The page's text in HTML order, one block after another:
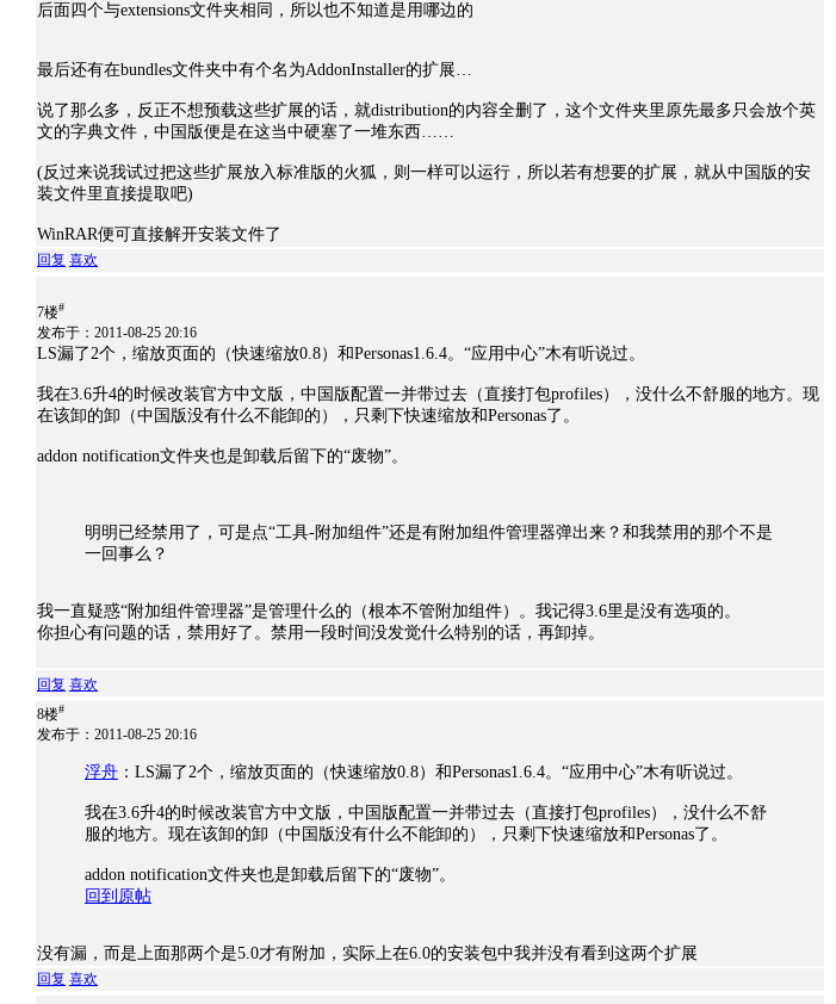
后面四个与extensions文件夹相同，所以也不知道是用哪边的
最后还有在bundles文件夹中有个名为AddonInstaller的扩展…
说了那么多，反正不想预载这些扩展的话，就distribution的内容全删了，这个文件夹里原先最多只会放个英
文的字典文件，中国版便是在这当中硬塞了一堆东西……
(反过来说我试过把这些扩展放入标准版的火狐，则一样可以运行，所以若有想要的扩展，就从中国版的安
装文件里直接提取吧)
WinRAR便可直接解开安装文件了
回复 喜欢
7楼#
发布于：2011-08-25 20:16
LS漏了2个，缩放页面的（快速缩放0.8）和Personas1.6.4。“应用中心”木有听说过。
我在3.6升4的时候改装官方中文版，中国版配置一并带过去（直接打包profiles），没什么不舒服的地方。现
在该卸的卸（中国版没有什么不能卸的），只剩下快速缩放和Personas了。
addon notification文件夹也是卸载后留下的“废物”。
明明已经禁用了，可是点“工具-附加组件”还是有附加组件管理器弹出来？和我禁用的那个不是
一回事么？
我一直疑惑“附加组件管理器”是管理什么的（根本不管附加组件）。我记得3.6里是没有选项的。
你担心有问题的话，禁用好了。禁用一段时间没发觉什么特别的话，再卸掉。
回复 喜欢
8楼#
发布于：2011-08-25 20:16
浮舟 ：LS漏了2个，缩放页面的（快速缩放0.8）和Personas1.6.4。“应用中心”木有听说过。
我在3.6升4的时候改装官方中文版，中国版配置一并带过去（直接打包profiles），没什么不舒
服的地方。现在该卸的卸（中国版没有什么不能卸的），只剩下快速缩放和Personas了。
addon notification文件夹也是卸载后留下的“废物”。
回到原帖
没有漏，而是上面那两个是5.0才有附加，实际上在6.0的安装包中我并没有看到这两个扩展
回复 喜欢